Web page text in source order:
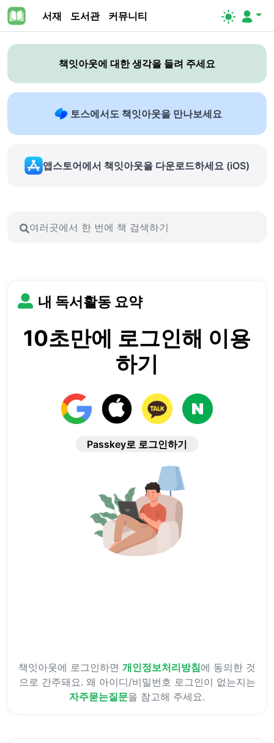
서재 도서관 커뮤니티
책잇아웃에 대한 생각을 들려 주세요
토스에서도 책잇아웃을 만나보세요
앱스토어에서 책잇아웃을 다운로드하세요 (iOS)
내 독서활동 요약
10초만에 로그인해 이용
하기
Passkey로 로그인하기
책잇아웃에 로그인하면 개인정보처리방침에 동의한 것
으로 간주돼요. 왜 아이디/비밀번호 로그인이 없는지는
자주묻는질문을 참고해 주세요.